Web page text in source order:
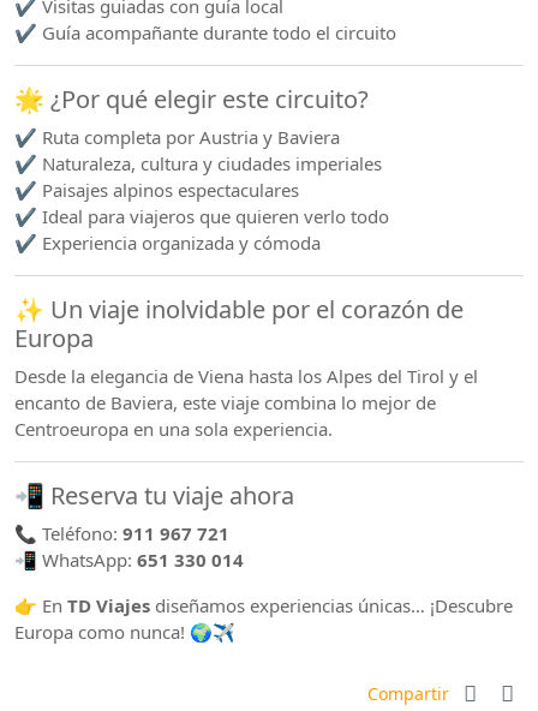
✔️ Visitas guiadas con guía local
✔️ Guía acompañante durante todo el circuito
🌟 ¿Por qué elegir este circuito?
✔️ Ruta completa por Austria y Baviera
✔️ Naturaleza, cultura y ciudades imperiales
✔️ Paisajes alpinos espectaculares
✔️ Ideal para viajeros que quieren verlo todo
✔️ Experiencia organizada y cómoda
✨ Un viaje inolvidable por el corazón de
Europa
Desde la elegancia de Viena hasta los Alpes del Tirol y el
encanto de Baviera, este viaje combina lo mejor de
Centroeuropa en una sola experiencia.
📲 Reserva tu viaje ahora
📞 Teléfono: 911 967 721
📲 WhatsApp: 651 330 014
👉 En TD Viajes diseñamos experiencias únicas… ¡Descubre
Europa como nunca! 🌍✈️
Compartir